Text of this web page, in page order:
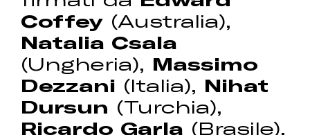
Coffey (Australia),
Natalia Csala
(Ungheria), Massimo
Dezzani (Italia), Nihat
Dursun (Turchia),
Ricardo Garla (Brasile),